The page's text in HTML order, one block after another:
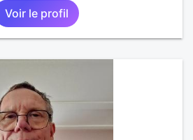
Voir le profil